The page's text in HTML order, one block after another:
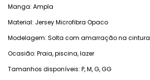
Manga: Ampla
Material: Jersey Microfibra Opaco
Modelagem: Solta com amarração na cintura
Ocasião: Praia, piscina, lazer
Tamanhos disponíveis: P, M, G, GG